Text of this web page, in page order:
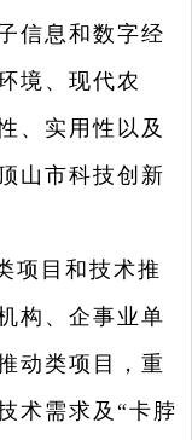
信息和数字经
境、现代农
、实用性以及
山市科技创新
项目和技术推
构、企事业单
动类项目，重
术需求及“卡脖